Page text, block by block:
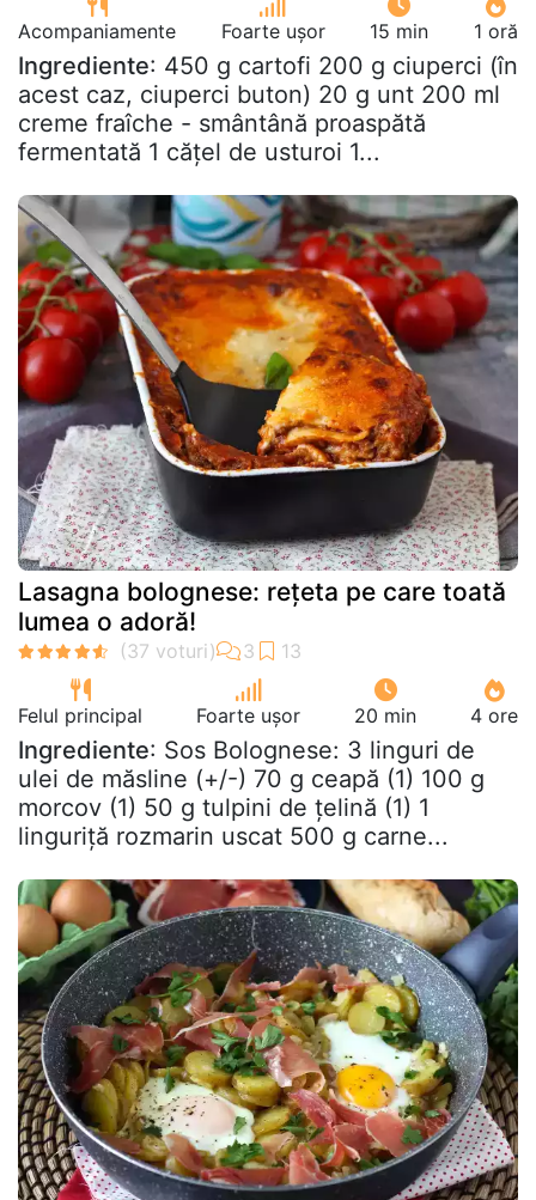
Acompaniamente Foarte ușor 15 min 1 oră
Ingrediente: 450 g cartofi 200 g ciuperci (în
acest caz, ciuperci buton) 20 g unt 200 ml
creme fraîche - smântână proaspătă
fermentată 1 cățel de usturoi 1...
Lasagna bolognese: rețeta pe care toată
lumea o adoră!
Felul principal Foarte ușor 20 min 4 ore
Ingrediente: Sos Bolognese: 3 linguri de
ulei de măsline (+/-) 70 g ceapă (1) 100 g
morcov (1) 50 g tulpini de țelină (1) 1
linguriță rozmarin uscat 500 g carne...